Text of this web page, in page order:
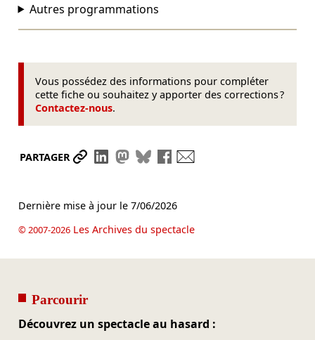
Autres programmations
Vous possédez des informations pour compléter
cette fiche ou souhaitez y apporter des corrections ?
Contactez-nous.
PARTAGER Partager le lien
Partager sur LinkedIn
Partager sur Mastodon
Partager sur Bluesky
Partager sur Facebook
Dernière mise à jour le 7/06/2026
© 2007-2026Les Archives du spectacle
Parcourir
Découvrez un spectacle au hasard :